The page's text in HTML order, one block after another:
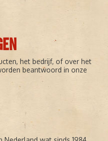
het bedrijf, of over het
beantwoord in onze